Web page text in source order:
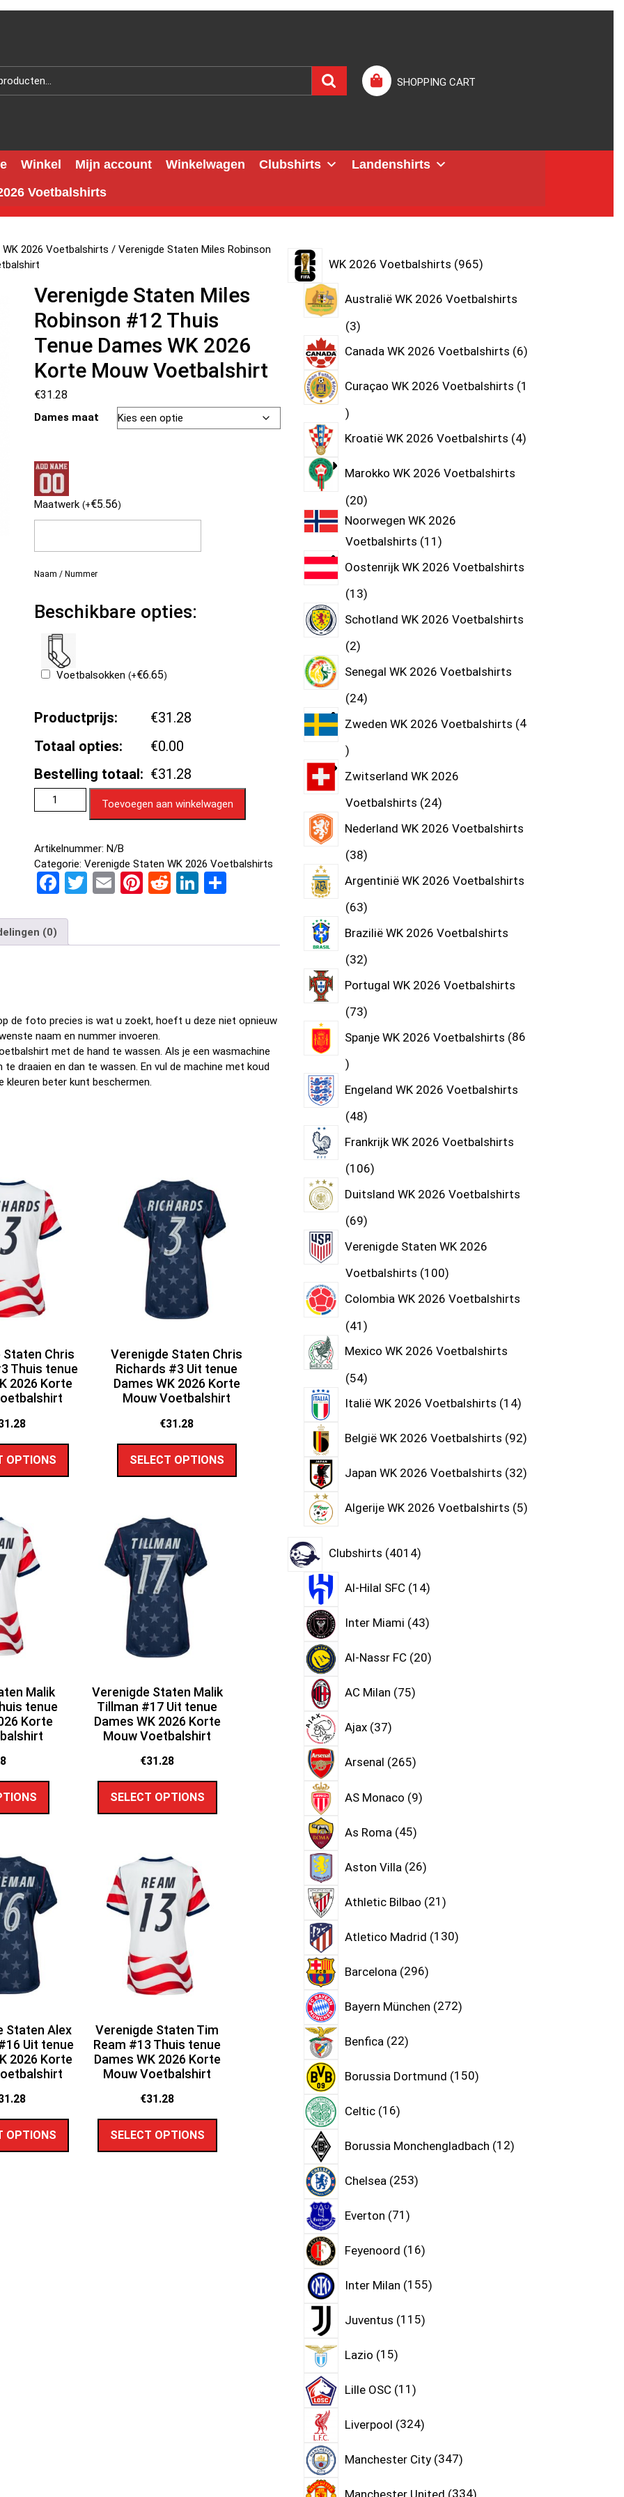
SHOPPING CART
Winkel Mijn account Winkelwagen Clubshirts
Landenshirts
Voetbalshirts
2026 Voetbalshirts / Verenigde Staten Miles Robinson
Verenigde Staten Miles
Robinson #12 Thuis
Tenue Dames WK 2026
Korte Mouw Voetbalshirt
€31.28
Dames maat
Maatwerk (+€5.56)
Naam / Nummer
Beschikbare opties:
Voetbalsokken (+€6.65)
Productprijs:
€31.28
Totaal opties:
€0.00
Bestelling totaal: €31.28
Toevoegen aan winkelwagen
Artikelnummer: N/B
Categorie: Verenigde Staten WK 2026 Voetbalshirts
F
ce
b
k
T
er
E Pi
es
R
di
Li
dI
D
n
(0)
de foto precies is wat u zoekt, hoeft u deze niet opnieuw
naam en nummer invoeren.
met de hand te wassen. Als je een wasmachine
draaien en dan te wassen. En vul de machine met koud
kleuren beter kunt beschermen.
Staten Chris
Thuis tenue
2026 Korte
OPTIONS
Verenigde Staten Chris
Richards #3 Uit tenue
Dames WK 2026 Korte
Mouw Voetbalshirt
€31.28
SELECT OPTIONS
Malik
tenue
Korte
Verenigde Staten Malik
Tillman #17 Uit tenue
Dames WK 2026 Korte
Mouw Voetbalshirt
€31.28
SELECT OPTIONS
Staten Alex
Uit tenue
2026 Korte
OPTIONS
Verenigde Staten Tim
Ream #13 Thuis tenue
Dames WK 2026 Korte
Mouw Voetbalshirt
€31.28
SELECT OPTIONS
WK 2026 Voetbalshirts 965
Australië WK 2026 Voetbalshirts
3
Canada WK 2026 Voetbalshirts 6
Curaçao WK 2026 Voetbalshirts 1
Kroatië WK 2026 Voetbalshirts 4
Marokko WK 2026 Voetbalshirts
20
Noorwegen WK 2026
Voetbalshirts 11
Oostenrijk WK 2026 Voetbalshirts
13
Schotland WK 2026 Voetbalshirts
2
Senegal WK 2026 Voetbalshirts
24
Zweden WK 2026 Voetbalshirts 4
Zwitserland WK 2026
Voetbalshirts 24
Nederland WK 2026 Voetbalshirts
38
Argentinië WK 2026 Voetbalshirts
63
Brazilië WK 2026 Voetbalshirts
32
Portugal WK 2026 Voetbalshirts
73
Spanje WK 2026 Voetbalshirts 86
Engeland WK 2026 Voetbalshirts
48
Frankrijk WK 2026 Voetbalshirts
106
Duitsland WK 2026 Voetbalshirts
69
Verenigde Staten WK 2026
Voetbalshirts 100
Colombia WK 2026 Voetbalshirts
41
Mexico WK 2026 Voetbalshirts
54
Italië WK 2026 Voetbalshirts 14
België WK 2026 Voetbalshirts 92
Japan WK 2026 Voetbalshirts 32
Algerije WK 2026 Voetbalshirts 5
Clubshirts 4014
Al-Hilal SFC 14
Inter Miami 43
Al-Nassr FC 20
AC Milan 75
Ajax 37
Arsenal 265
AS Monaco 9
As Roma 45
Aston Villa 26
Athletic Bilbao 21
Atletico Madrid 130
Barcelona 296
Bayern München 272
Benfica 22
Borussia Dortmund 150
Celtic 16
Borussia Monchengladbach 12
Chelsea 253
Everton 71
Feyenoord 16
Inter Milan 155
Juventus 115
Lazio 15
Lille OSC 11
Liverpool 324
Manchester City 347
Manchester United 334